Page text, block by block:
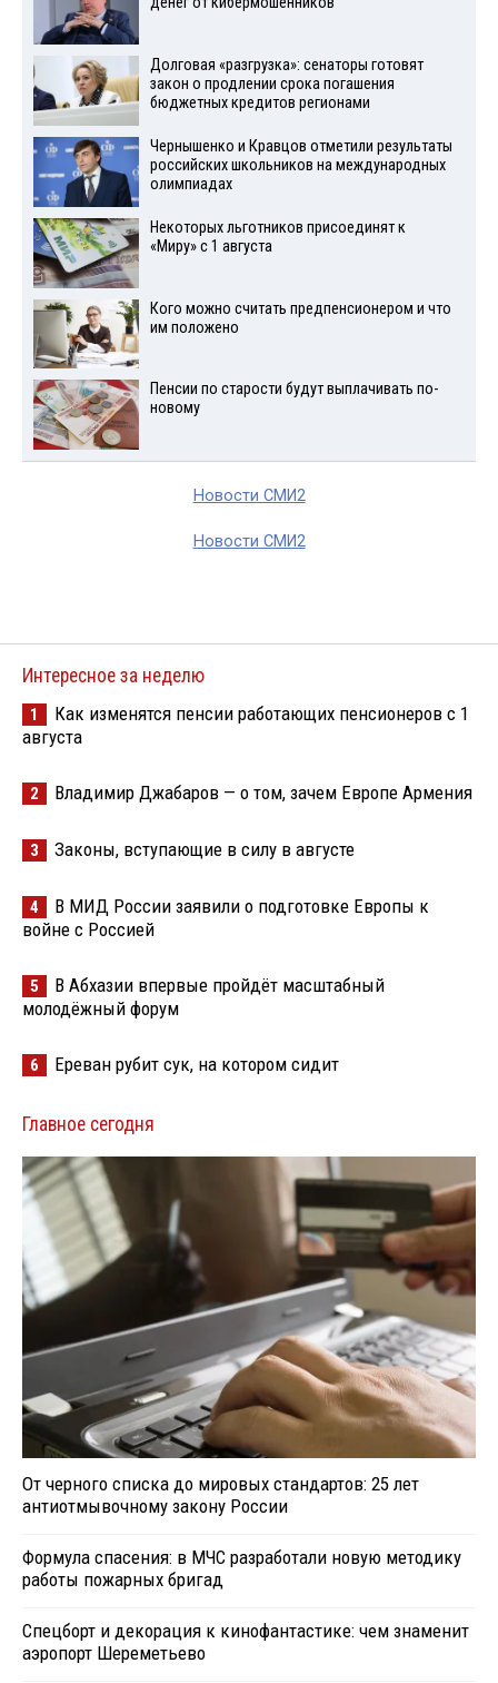
Долговая «разгрузка»: сенаторы готовят
закон о продлении срока погашения
бюджетных кредитов регионами
Чернышенко и Кравцов отметили результаты
российских школьников на международных
олимпиадах
Некоторых льготников присоединят к
«Миру» с 1 августа
Кого можно считать предпенсионером и что
им положено
Пенсии по старости будут выплачивать по-
новому
Новости СМИ2
Новости СМИ2
Интересное за неделю
1
Как изменятся пенсии работающих пенсионеров с 1
августа
2 Владимир Джабаров — о том, зачем Европе Армения
3 Законы, вступающие в силу в августе
4
В МИД России заявили о подготовке Европы к
войне с Россией
5
В Абхазии впервые пройдёт масштабный
молодёжный форум
6 Ереван рубит сук, на котором сидит
Главное сегодня
От черного списка до мировых стандартов: 25 лет
антиотмывочному закону России
Формула спасения: в МЧС разработали новую методику
работы пожарных бригад
Спецборт и декорация к кинофантастике: чем знаменит
аэропорт Шереметьево